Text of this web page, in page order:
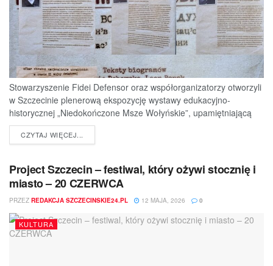
Stowarzyszenie Fidei Defensor oraz współorganizatorzy otworzyli
w Szczecinie plenerową ekspozycję wystawy edukacyjno-
historycznej „Niedokończone Msze Wołyńskie”, upamiętniającą
ofiary jednej z najtragiczniejszych...
CZYTAJ WIĘCEJ...
Project Szczecin – festiwal, który ożywi stocznię i
miasto – 20 CZERWCA
PRZEZ REDAKCJA SZCZECINSKIE24.PL 12 MAJA, 2026 0
KULTURA